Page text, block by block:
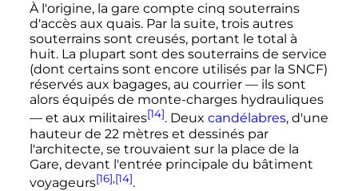
À l'origine, la gare compte cinq souterrains
d'accès aux quais. Par la suite, trois autres
souterrains sont creusés, portant le total à
huit. La plupart sont des souterrains de service
(dont certains sont encore utilisés par la SNCF)
réservés aux bagages, au courrier — ils sont
alors équipés de monte-charges hydrauliques
—et aux militaires[14]. Deux candélabres, d'une
hauteur de 22 mètreset dessinés par
l'architecte, se trouvaient sur la place de la
Gare, devant l'entrée principale du bâtiment
voyageurs[16],[14].